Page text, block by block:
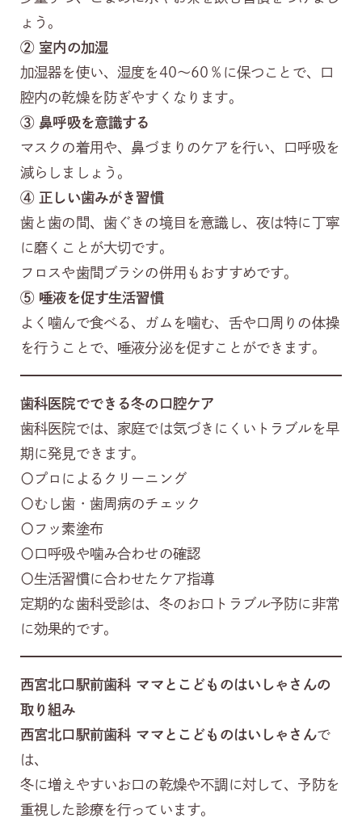
ょう。
② 室内の加湿
加湿器を使い、湿度を40～60％に保つことで、口
腔内の乾燥を防ぎやすくなります。
③鼻呼吸を意識する
マスクの着用や、鼻づまりのケアを行い、口呼吸を
減らしましょう。
④ 正しい歯みがき習慣
歯と歯の間、歯ぐきの境目を意識し、夜は特に丁寧
に磨くことが大切です。
フロスや歯間ブラシの併用もおすすめです。
⑤ 唾液を促す生活習慣
よく噛んで食べる、ガムを噛む、舌や口周りの体操
を行うことで、唾液分泌を促すことができます。
歯科医院でできる冬の口腔ケア
歯科医院では、家庭では気づきにくいトラブルを早
期に発見できます。
〇プロによるクリーニング
〇むし歯・歯周病のチェック
〇フッ素塗布
〇口呼吸や噛み合わせの確認
〇生活習慣に合わせたケア指導
定期的な歯科受診は、冬のお口トラブル予防に非常
に効果的です。
西宮北口駅前歯科 ママとこどものはいしゃさんの
取り組み
西宮北口駅前歯科 ママとこどものはいしゃさんで
は、
冬に増えやすいお口の乾燥や不調に対して、予防を
重視した診療を行っています。